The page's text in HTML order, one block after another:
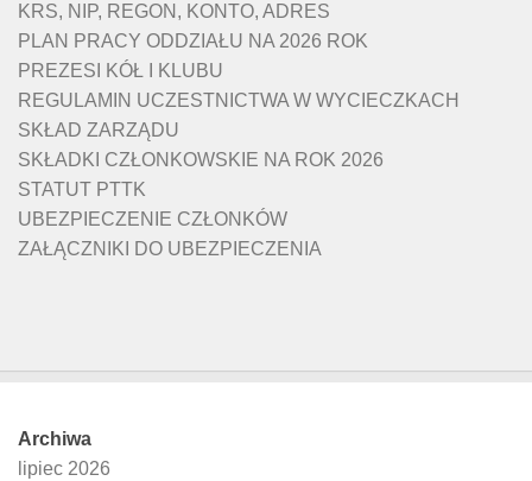
KRS, NIP, REGON, KONTO, ADRES
PLAN PRACY ODDZIAŁU NA 2026 ROK
PREZESI KÓŁ I KLUBU
REGULAMIN UCZESTNICTWA W WYCIECZKACH
SKŁAD ZARZĄDU
SKŁADKI CZŁONKOWSKIE NA ROK 2026
STATUT PTTK
UBEZPIECZENIE CZŁONKÓW
ZAŁĄCZNIKI DO UBEZPIECZENIA
Archiwa
lipiec 2026